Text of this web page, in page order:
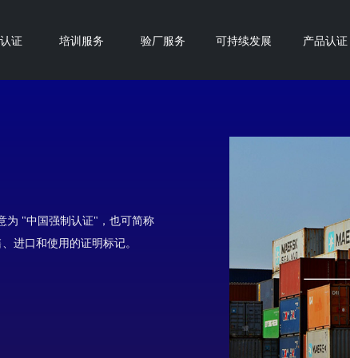
证 培训服务 验厂服务 可持续发展 产品认证
为 "中国强制认证"，也可简称
进口和使用的证明标记。